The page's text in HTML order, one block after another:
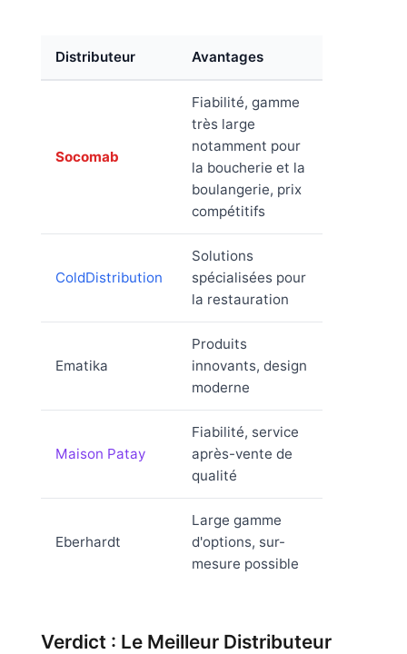
Distributeur Avantages
Socomab
Fiabilité, gamme
très large
notamment pour
la boucherie et la
boulangerie, prix
compétitifs
ColdDistribution
Solutions
spécialisées pour
la restauration
Ematika
Produits
innovants, design
moderne
Maison Patay
Fiabilité, service
après-vente de
qualité
Eberhardt
Large gamme
d'options, sur-
mesure possible
Verdict : Le Meilleur Distributeur